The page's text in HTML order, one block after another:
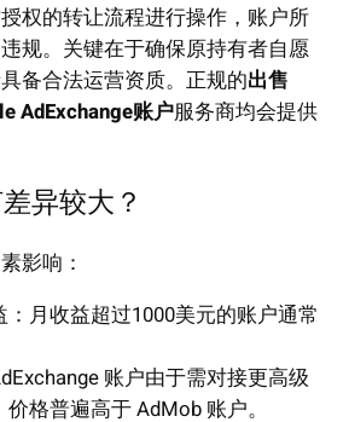
权的转让流程进行操作，账户所
规。关键在于确保原持有者自愿
备合法运营资质。正规的出售
AdExchange账户服务商均会提供
异较大？
影响：
：月收益超过1000美元的账户通常
账户由于需对接更高级
格普遍高于 AdMob 账户。